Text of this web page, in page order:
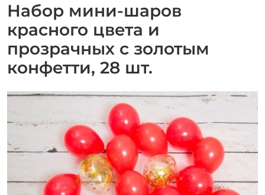
Набор мини-шаров
красного цвета и
прозрачных с золотым
конфетти, 28 шт.